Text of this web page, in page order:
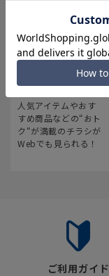
最新のお買い得情報
人気アイテムやおす
すめ商品などの“おト
ク“が満載のチラシが
Webでも見られる！
ご利用ガイド